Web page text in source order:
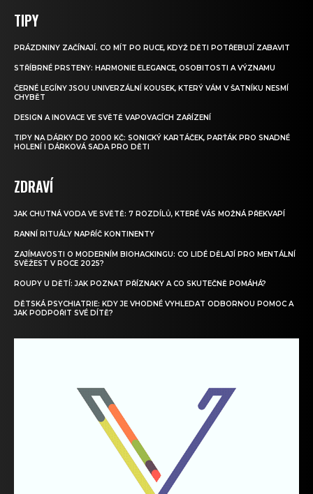
TIPY
PRÁZDNINY ZAČÍNAJÍ. CO MÍT PO RUCE, KDYŽ DĚTI POTŘEBUJÍ ZABAVIT
STŘÍBRNÉ PRSTENY: HARMONIE ELEGANCE, OSOBITOSTI A VÝZNAMU
ČERNÉ LEGÍNY JSOU UNIVERZÁLNÍ KOUSEK, KTERÝ VÁM V ŠATNÍKU NESMÍ
CHYBĚT
DESIGN A INOVACE VE SVĚTĚ VAPOVACÍCH ZAŘÍZENÍ
TIPY NA DÁRKY DO 2000 KČ: SONICKÝ KARTÁČEK, PARŤÁK PRO SNADNÉ
HOLENÍ I DÁRKOVÁ SADA PRO DĚTI
ZDRAVÍ
JAK CHUTNÁ VODA VE SVĚTĚ: 7 ROZDÍLŮ, KTERÉ VÁS MOŽNÁ PŘEKVAPÍ
RANNÍ RITUÁLY NAPŘÍČ KONTINENTY
ZAJÍMAVOSTI O MODERNÍM BIOHACKINGU: CO LIDÉ DĚLAJÍ PRO MENTÁLNÍ
SVĚŽEST V ROCE 2025?
ROUPY U DĚTÍ: JAK POZNAT PŘÍZNAKY A CO SKUTEČNĚ POMÁHÁ?
DĚTSKÁ PSYCHIATRIE: KDY JE VHODNÉ VYHLEDAT ODBORNOU POMOC A
JAK PODPOŘIT SVÉ DÍTĚ?